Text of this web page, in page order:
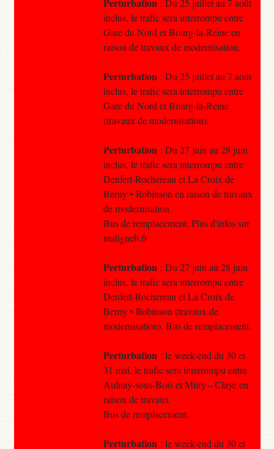
: Du 25 juillet au 7 août
inclus, le trafic sera interrompu entre
Gare du Nord et Bourg-la-Reine en
raison de travaux de modernisation.
Perturbation : Du 25 juillet au 7 août
inclus, le trafic sera interrompu entre
Gare du Nord et Bourg-la-Reine
(travaux de modernisation).
Perturbation : Du 27 juin au 28 juin
inclus, le trafic sera interrompu entre
Denfert-Rochereau et La Croix de
Berny • Robinson en raison de travaux
de modernisation.
Bus de remplacement. Plus d'infos sur
maligneb.fr
Perturbation : Du 27 juin au 28 juin
inclus, le trafic sera interrompu entre
Denfert-Rochereau et La Croix de
Berny • Robinson (travaux de
modernisation). Bus de remplacement.
Perturbation : le week-end du 30 et
31 mai, le trafic sera interrompu entre
Aulnay-sous-Bois et Mitry – Claye en
raison de travaux
Bus de remplacement.
Perturbation : le week-end du 30 et